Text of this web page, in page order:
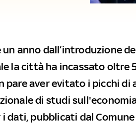
un anno dall’introduzione
la città ha incassato oltre
pare aver evitato i picchi
di studi
i dati, pubblicati dal